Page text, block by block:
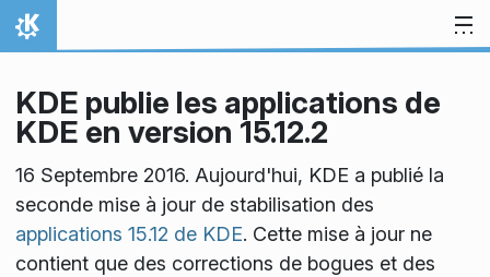
Aller directement au contenu
Accueil
KDE publie les applications de
KDE en version 15.12.2
16 Septembre 2016. Aujourd'hui, KDE a publié la
seconde mise à jour de stabilisation des
applications 15.12 de KDE. Cette mise à jour ne
contient que des corrections de bogues et des